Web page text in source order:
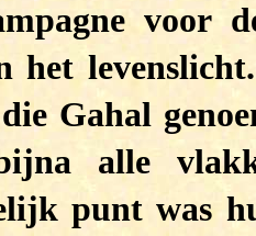
voor
het
Gahal
alle
punt was